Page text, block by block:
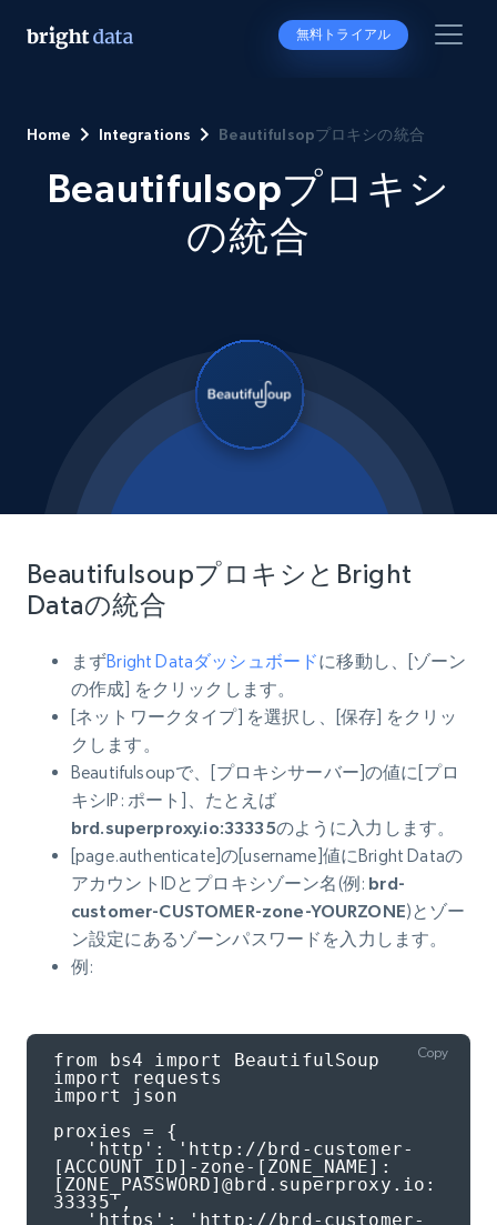
無料トライアル
Home Integrations Beautifulsopプロキシの統合
Beautifulsopプロキシ
の統合
BeautifulsoupプロキシとBright
Dataの統合
まずBright Dataダッシュボードに移動し、[ゾーン
の作成] をクリックします。
[ネットワークタイプ] を選択し、[保存] をクリッ
クします。
Beautifulsoupで、[プロキシサーバー]の値に[プロ
キシIP: ポート]、たとえば
brd.superproxy.io:33335のように入力します。
[page.authenticate]の[username]値にBright Dataの
アカウントIDとプロキシゾーン名(例: brd-
customer-CUSTOMER-zone-YOURZONE)とゾー
ン設定にあるゾーンパスワードを入力します。
例:
from bs4 import BeautifulSoup
import requests
import json
proxies = {
[ACCOUNT_ID]-zone-[ZONE_NAME]:
[ZONE_PASSWORD]@brd.superproxy.io:
33335',
Copy